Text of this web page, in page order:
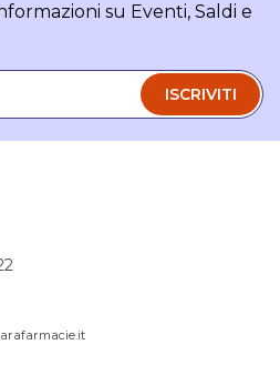
su Eventi, Saldi e
ISCRIVITI